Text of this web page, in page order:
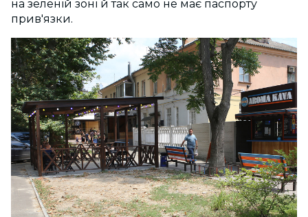
на зеленій зоні й так само не має паспорту
прив'язки.